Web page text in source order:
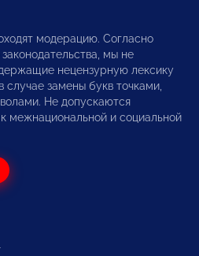
модерацию. Согласно
мы не
нецензурную лексику
замены букв точками,
Не допускаются
межнациональной и социальной